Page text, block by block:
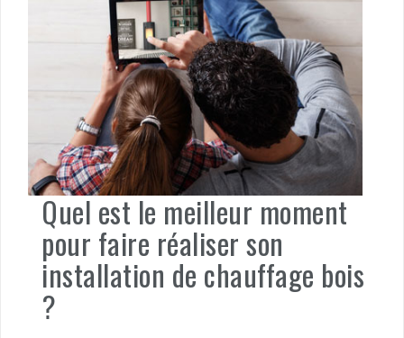
Quel est le meilleur moment
pour faire réaliser son
installation de chauffage bois
?